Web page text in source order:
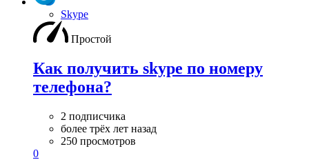
Skype
Простой
Как получить skype по номеру
телефона?
2 подписчика
более трёх лет назад
250 просмотров
0